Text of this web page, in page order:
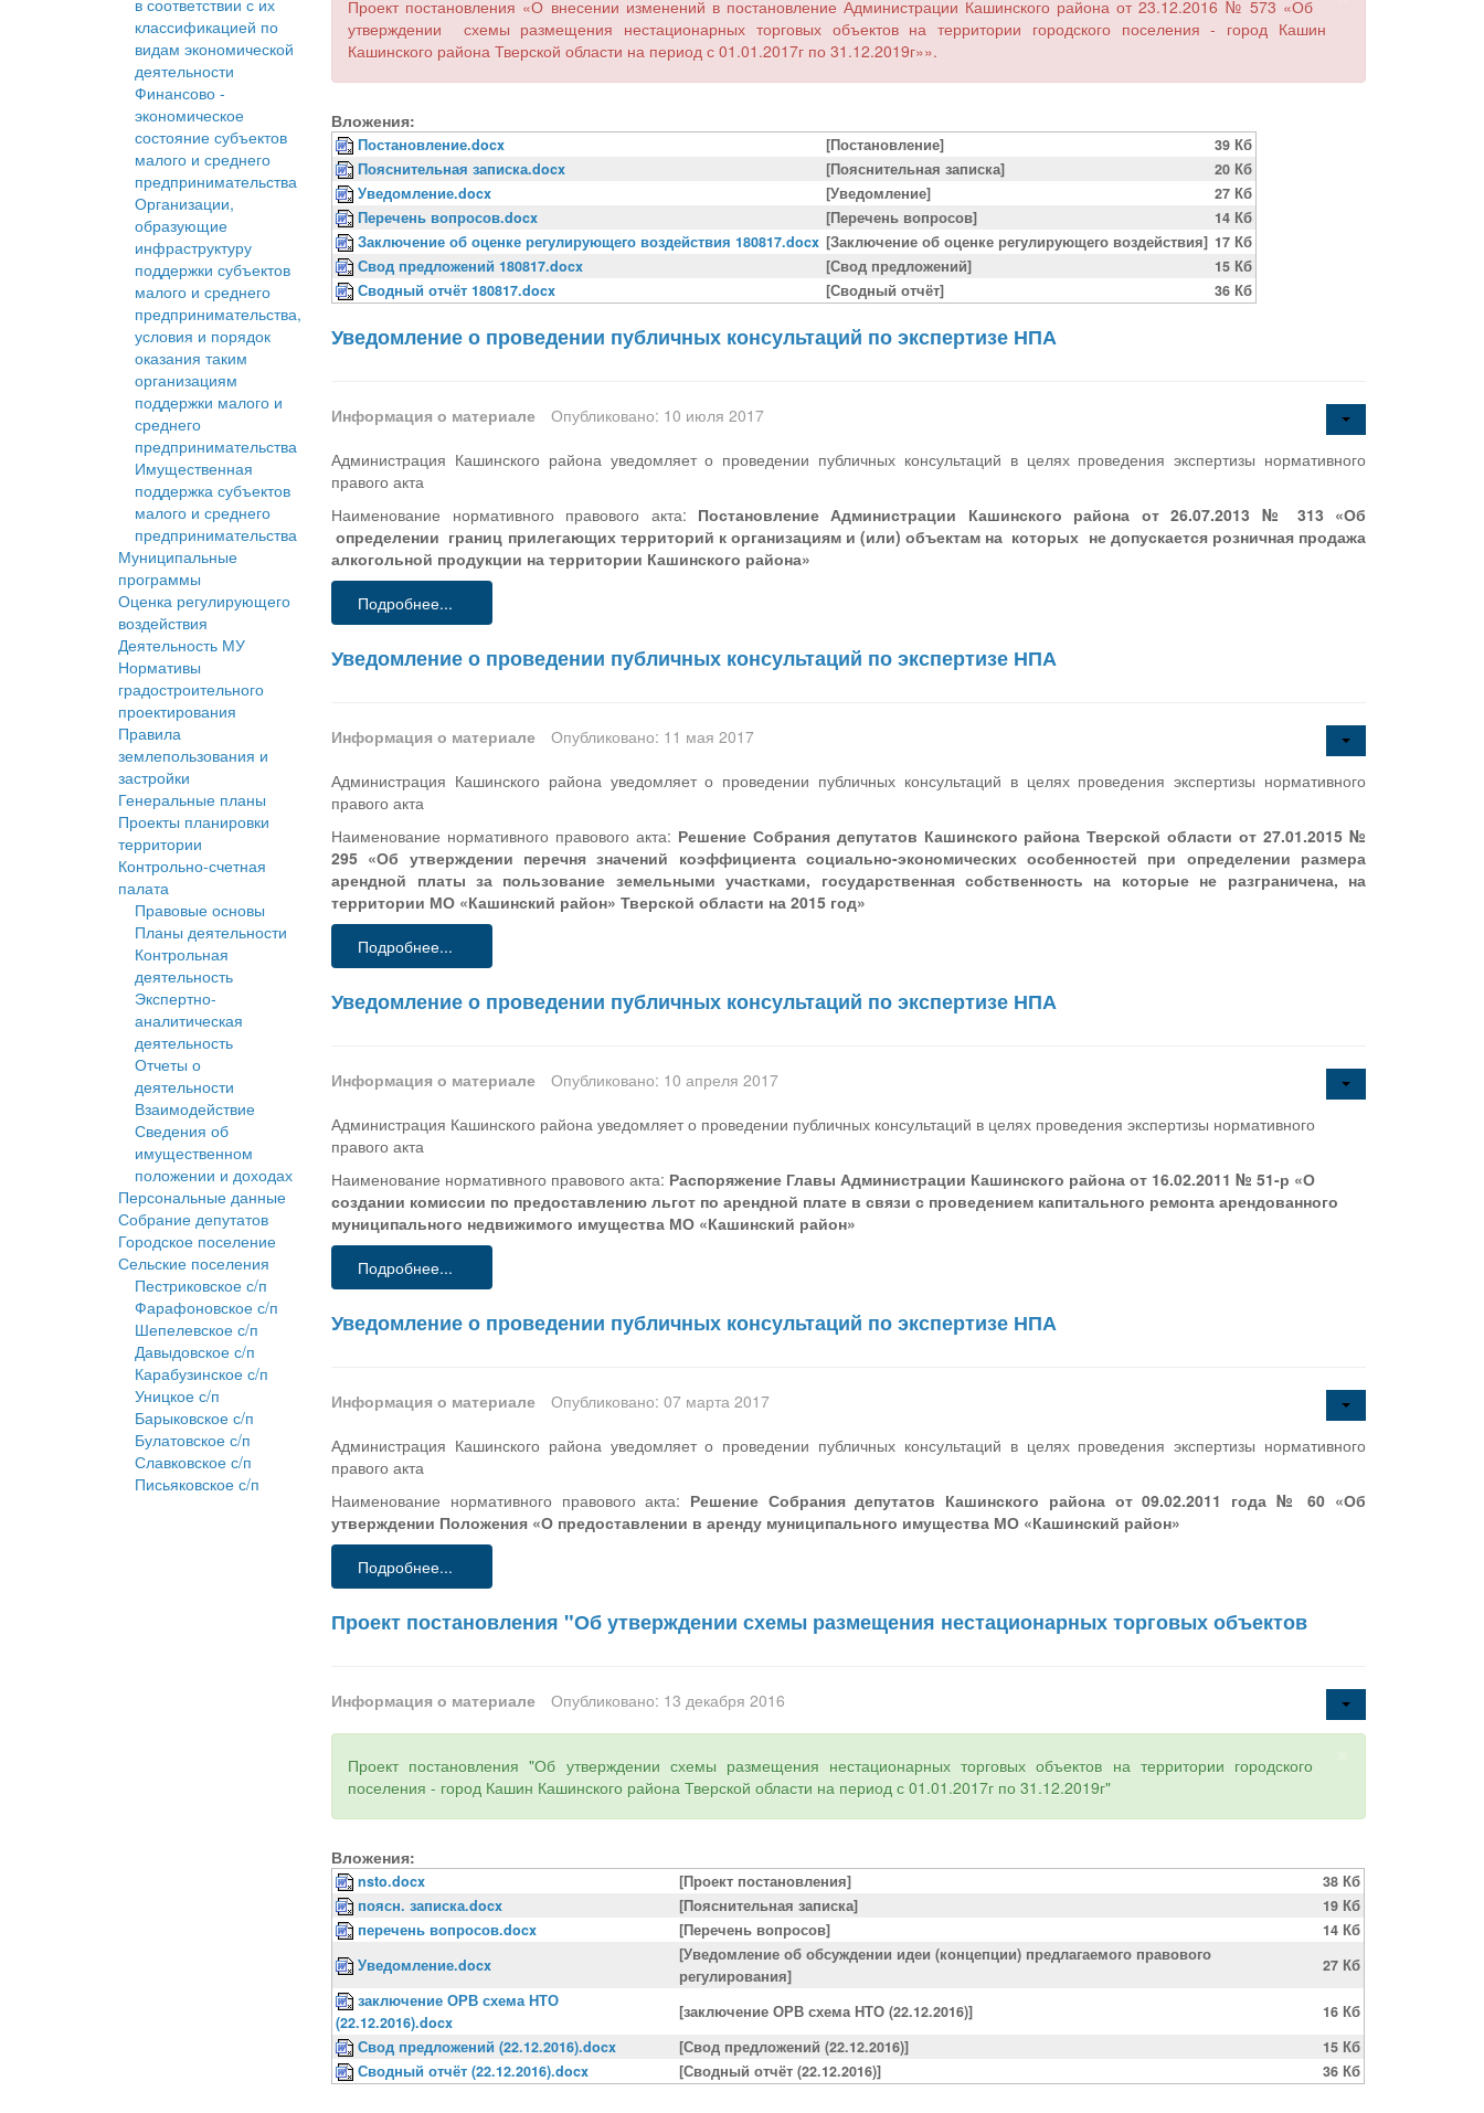
в соответствии с их
классификацией по
видам экономической
деятельности
Финансово -
экономическое
состояние субъектов
малого и среднего
предпринимательства
Организации,
образующие
инфраструктуру
поддержки субъектов
малого и среднего
предпринимательства,
условия и порядок
оказания таким
организациям
поддержки малого и
среднего
предпринимательства
Имущественная
поддержка субъектов
малого и среднего
предпринимательства
Муниципальные
программы
Оценка регулирующего
воздействия
Деятельность МУ
Нормативы
градостроительного
проектирования
Правила
землепользования и
застройки
Генеральные планы
Проекты планировки
территории
Контрольно-счетная
палата
Правовые основы
Планы деятельности
Контрольная
деятельность
Экспертно-
аналитическая
деятельность
Отчеты о
деятельности
Взаимодействие
Сведения об
имущественном
положении и доходах
Персональные данные
Собрание депутатов
Городское поселение
Сельские поселения
Пестриковское с/п
Фарафоновское с/п
Шепелевское с/п
Давыдовское с/п
Карабузинское с/п
Уницкое с/п
Барыковское с/п
Булатовское с/п
Славковское с/п
Письяковское с/п
Проект постановления «О внесении изменений в постановление Администрации Кашинского района от 23.12.2016 № 573 «Об
утверждении схемы размещения нестационарных торговых объектов на территории городского поселения - город Кашин
Кашинского района Тверской области на период с 01.01.2017г по 31.12.2019г»».
Вложения:
Постановление.docx [Постановление]
39 Кб
Пояснительная записка.docx
[Пояснительная записка]
20 Кб
Уведомление.docx
[Уведомление]
27 Кб
Перечень вопросов.docx
[Перечень вопросов]
14 Кб
Заключение об оценке регулирующего воздействия 180817.docx [Заключение об оценке регулирующего воздействия] 17 Кб
Свод предложений 180817.docx
[Свод предложений]
15 Кб
Сводный отчёт 180817.docx
[Сводный отчёт] 36 Кб
Уведомление о проведении публичных консультаций по экспертизе НПА
Информация о материале
Опубликовано: 10 июля 2017
Администрация Кашинского района уведомляет о проведении публичных консультаций в целях проведения экспертизы нормативного
правого акта
Наименование нормативного правового акта: Постановление Администрации Кашинского района от 26.07.2013 № 313 «Об
определении границ прилегающих территорий к организациям и (или) объектам на которых не допускается розничная продажа
алкогольной продукции на территории Кашинского района»
Подробнее...
Уведомление о проведении публичных консультаций по экспертизе НПА
Информация о материале
Опубликовано: 11 мая 2017
Администрация Кашинского района уведомляет о проведении публичных консультаций в целях проведения экспертизы нормативного
правого акта
Наименование нормативного правового акта: Решение Собрания депутатов Кашинского района Тверской области от 27.01.2015 №
295 «Об утверждении перечня значений коэффициента социально-экономических особенностей при определении размера
арендной платы за пользование земельными участками, государственная собственность на которые не разграничена, на
территории МО «Кашинский район» Тверской области на 2015 год»
Подробнее...
Уведомление о проведении публичных консультаций по экспертизе НПА
Информация о материале
Опубликовано: 10 апреля 2017
Администрация Кашинского района уведомляет о проведении публичных консультаций в целях проведения экспертизы нормативного
правого акта
Наименование нормативного правового акта: Распоряжение Главы Администрации Кашинского района от 16.02.2011 № 51-р «О
создании комиссии по предоставлению льгот по арендной плате в связи с проведением капитального ремонта арендованного
муниципального недвижимого имущества МО «Кашинский район»
Подробнее...
Уведомление о проведении публичных консультаций по экспертизе НПА
Информация о материале
Опубликовано: 07 марта 2017
Администрация Кашинского района уведомляет о проведении публичных консультаций в целях проведения экспертизы нормативного
правого акта
Наименование нормативного правового акта: Решение Собрания депутатов Кашинского района от 09.02.2011 года № 60 «Об
утверждении Положения «О предоставлении в аренду муниципального имущества МО «Кашинский район»
Подробнее...
Проект постановления "Об утверждении схемы размещения нестационарных торговых объектов
Информация о материале Опубликовано: 13 декабря 2016
Проект постановления "Об утверждении схемы размещения нестационарных торговых объектов на территории городского
поселения - город Кашин Кашинского района Тверской области на период с 01.01.2017г по 31.12.2019г"
Вложения:
nsto.docx [Проект постановления]
38 Кб
поясн. записка.docx
[Пояснительная записка]
19 Кб
перечень вопросов.docx
[Перечень вопросов]
14 Кб
Уведомление.docx
[Уведомление об обсуждении идеи (концепции) предлагаемого правового
регулирования]
27 Кб
заключение ОРВ схема НТО
(22.12.2016).docx
[заключение ОРВ схема НТО (22.12.2016)]
16 Кб
Свод предложений (22.12.2016).docx
[Свод предложений (22.12.2016)]
15 Кб
Сводный отчёт (22.12.2016).docx
[Сводный отчёт (22.12.2016)] 36 Кб